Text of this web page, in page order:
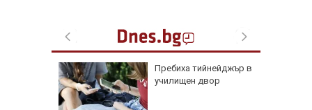
Пребиха тийнейджър в
училищен двор